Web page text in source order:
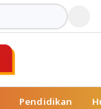
Pendidikan